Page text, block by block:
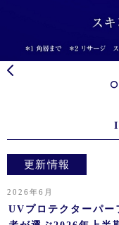
更新情報
2026年6月
UVプロテクターパ